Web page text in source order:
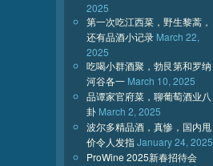
2025
第一次吃江西菜，野生黎蒿，
还有品酒小记录 March 22,
2025
吃喝小群酒聚，勃艮第和罗纳
河谷各一 March 10, 2025
品谭家官府菜，聊葡萄酒业八
卦 March 2, 2025
波尔多精品酒，真惨，国内甩
价令人发指January 24, 2025
ProWine 2025新春招待会